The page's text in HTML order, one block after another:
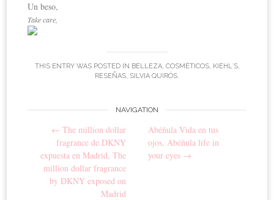
Un beso,
Take care,
THIS ENTRY WAS POSTED IN BELLEZA, COSMÉTICOS, KIEHL´S,
RESEÑAS SILVIA QUIRÓS
Post navigation
NAVIGATION
← The million dollar
fragrance de DKNY
expuesta en Madrid, The
million dollar fragrance
by DKNY exposed on
Madrid
Abéñula Vida en tus
ojos, Abéñula life in
your eyes →